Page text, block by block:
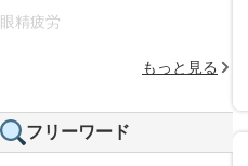
眼精疲労
もっと見る
フリーワード